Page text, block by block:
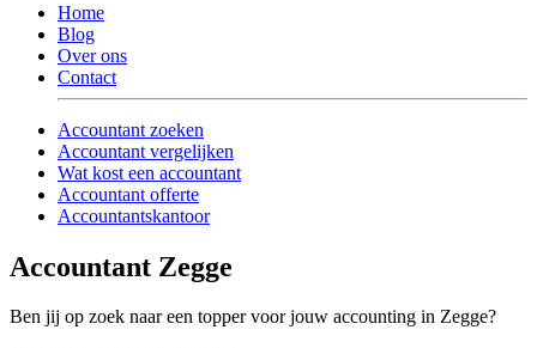
Home
Blog
Over ons
Contact
Accountant zoeken
Accountant vergelijken
Wat kost een accountant
Accountant offerte
Accountantskantoor
Accountant Zegge
Ben jij op zoek naar een topper voor jouw accounting in Zegge?